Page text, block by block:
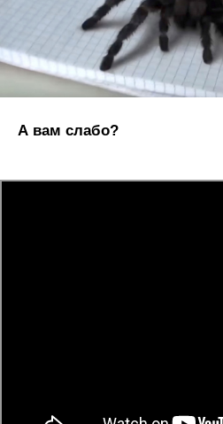
А вам слабо?